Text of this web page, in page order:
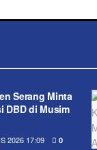
Serang Minta
DBD di Musim
2026 17:09 0